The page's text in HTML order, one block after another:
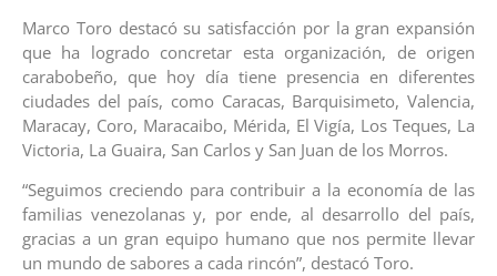
Marco Toro destacó su satisfacción por la gran expansión
que ha logrado concretar esta organización, de origen
carabobeño, que hoy día tiene presencia en diferentes
ciudades del país, como Caracas, Barquisimeto, Valencia,
Maracay, Coro, Maracaibo, Mérida, El Vigía, Los Teques, La
Victoria, La Guaira, San Carlos y San Juan de los Morros.
“Seguimos creciendo para contribuir a la economía de las
familias venezolanas y, por ende, al desarrollo del país,
gracias a un gran equipo humano que nos permite llevar
un mundo de sabores a cada rincón”, destacó Toro.